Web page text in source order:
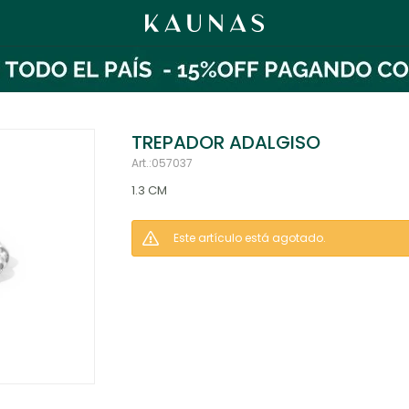
TREPADOR ADALGISO
057037
1.3 CM
Este artículo está agotado.